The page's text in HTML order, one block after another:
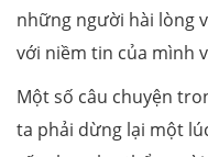
những người hài lòng
với niềm tin của mình
Một số câu chuyện
ta phải dừng lại một